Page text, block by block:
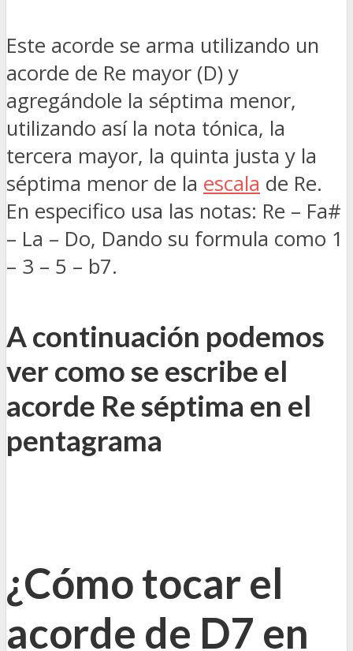
Este acorde se arma utilizando un
acorde de Re mayor (D) y
agregándole la séptima menor,
utilizando así la nota tónica, la
tercera mayor, la quinta justa y la
séptima menor de la escala de Re.
En especifico usa las notas: Re – Fa#
– La – Do, Dando su formula como 1
– 3 – 5 – b7.
A continuación podemos
ver como se escribe el
acorde Re séptima en el
pentagrama
¿Cómo tocar el
acorde de D7 en